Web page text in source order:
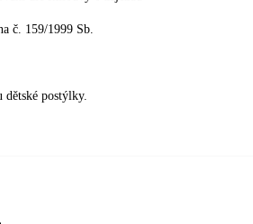
č. 159/1999 Sb.
dětské postýlky.